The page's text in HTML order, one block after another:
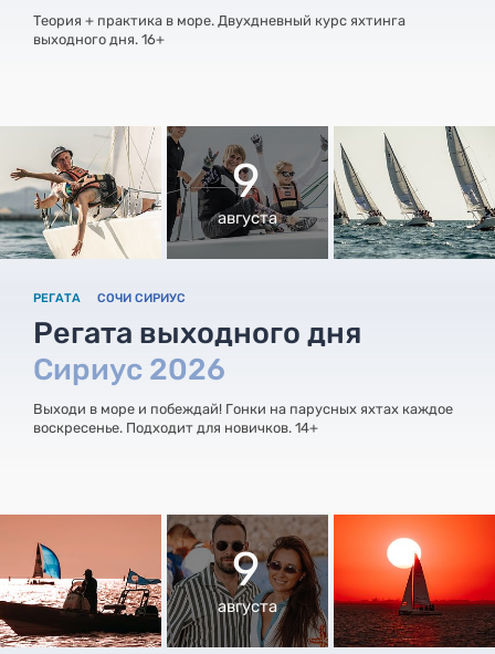
Теория + практика в море. Двухдневный курс яхтинга
выходного дня. 16+
9
августа
РЕГАТА СОЧИ СИРИУС
Регата выходного дня
Сириус 2026
Выходи в море и побеждай! Гонки на парусных яхтах каждое
воскресенье. Подходит для новичков. 14+
9
августа